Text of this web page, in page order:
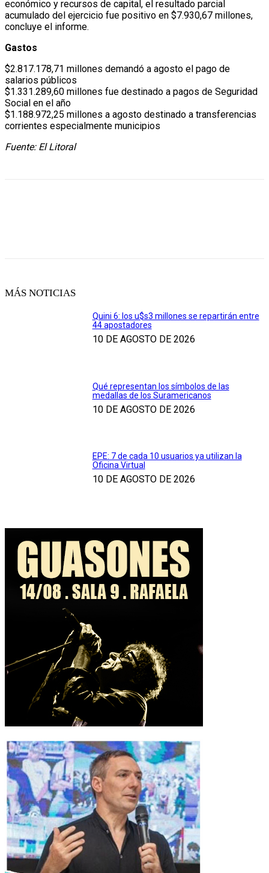
económico y recursos de capital, el resultado parcial
acumulado del ejercicio fue positivo en $7.930,67 millones,
concluye el informe.
Gastos
$2.817.178,71 millones demandó a agosto el pago de
salarios públicos
$1.331.289,60 millones fue destinado a pagos de Seguridad
Social en el año
$1.188.972,25 millones a agosto destinado a transferencias
corrientes especialmente municipios
Fuente: El Litoral
MÁS NOTICIAS
Quini 6: los u$s3 millones se repartirán entre
44 apostadores
10 DE AGOSTO DE 2026
Qué representan los símbolos de las
medallas de los Suramericanos
10 DE AGOSTO DE 2026
EPE: 7 de cada 10 usuarios ya utilizan la
Oficina Virtual
10 DE AGOSTO DE 2026